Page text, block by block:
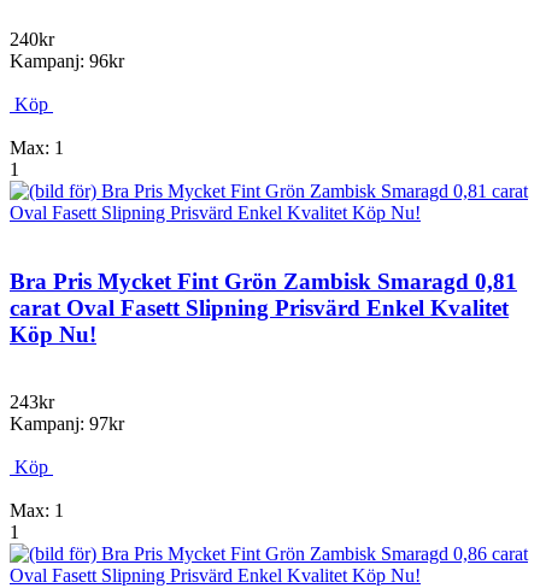
240kr
Kampanj: 96kr
Köp
Max: 1
1
Bra Pris Mycket Fint Grön Zambisk Smaragd 0,81
carat Oval Fasett Slipning Prisvärd Enkel Kvalitet
Köp Nu!
243kr
Kampanj: 97kr
Köp
Max: 1
1